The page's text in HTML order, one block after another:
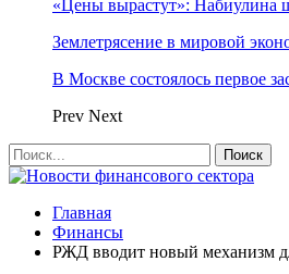
«Цены вырастут»: Набиулина
Землетрясение в мировой
В Москве состоялось первое
Prev Next
Главная
Финансы
РЖД вводит новый механизм